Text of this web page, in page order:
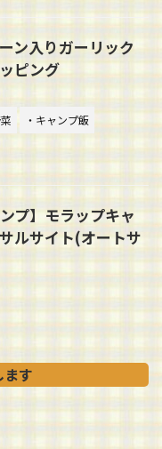
ン入りガーリック
ピング
・キャンプ飯
プ】モラップキャ
ルサイト(オートサ
す